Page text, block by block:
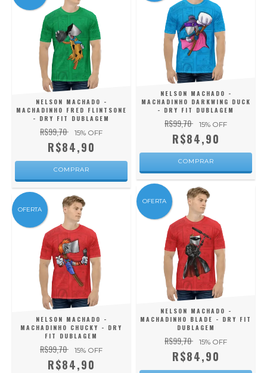
NELSON MACHADO -
MACHADINHO FRED FLINTSONE
- DRY FIT DUBLAGEM
R$99,70 15% OFF
R$84,90
COMPRAR
NELSON MACHADO -
MACHADINHO DARKWING DUCK
- DRY FIT DUBLAGEM
R$99,70 15% OFF
R$84,90
COMPRAR
OFERTA
NELSON MACHADO -
MACHADINHO CHUCKY - DRY
FIT DUBLAGEM
R$99,70 15% OFF
R$84,90
OFERTA
NELSON MACHADO -
MACHADINHO BLADE - DRY FIT
DUBLAGEM
R$99,70 15% OFF
R$84,90